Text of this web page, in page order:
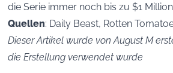
die Serie immer noch bis zu $1
Quellen: Daily Beast, Rotten
Dieser Artikel wurde von August M
die Erstellung verwendet wurde